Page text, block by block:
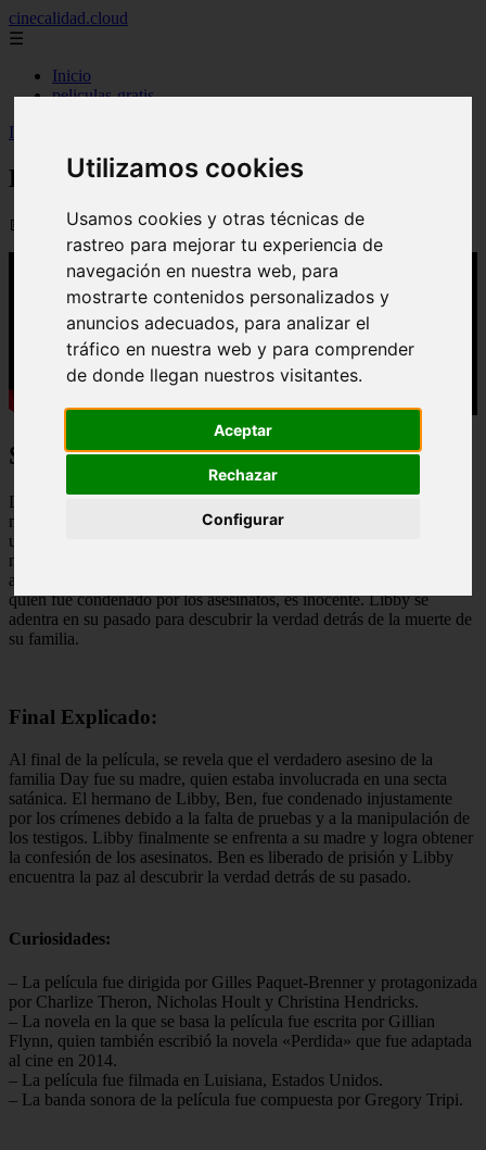
Utilizamos cookies
Usamos cookies y otras técnicas de
rastreo para mejorar tu experiencia de
navegación en nuestra web, para
mostrarte contenidos personalizados y
anuncios adecuados, para analizar el
tráfico en nuestra web y para comprender
de donde llegan nuestros visitantes.
Aceptar
Rechazar
Configurar
cinecalidad.cloud
☰
Inicio
peliculas-gratis
Inicio
Lugares oscuros (2026) - Final Explicado
📅 09/09/2025
Sinopsis:
Lugares oscuros es una película de misterio y drama basada en la
novela homónima de Gillian Flynn. La historia sigue a Libby Day,
una mujer traumatizada por el asesinato de su familia cuando era
niña. Años después, Libby es contactada por un grupo de
aficionados a los crímenes que la convencen de que su hermano,
quien fue condenado por los asesinatos, es inocente. Libby se
adentra en su pasado para descubrir la verdad detrás de la muerte de
su familia.
Final Explicado:
Al final de la película, se revela que el verdadero asesino de la
familia Day fue su madre, quien estaba involucrada en una secta
satánica. El hermano de Libby, Ben, fue condenado injustamente
por los crímenes debido a la falta de pruebas y a la manipulación de
los testigos. Libby finalmente se enfrenta a su madre y logra obtener
la confesión de los asesinatos. Ben es liberado de prisión y Libby
encuentra la paz al descubrir la verdad detrás de su pasado.
Curiosidades:
– La película fue dirigida por Gilles Paquet-Brenner y protagonizada
por Charlize Theron, Nicholas Hoult y Christina Hendricks.
– La novela en la que se basa la película fue escrita por Gillian
Flynn, quien también escribió la novela «Perdida» que fue adaptada
al cine en 2014.
– La película fue filmada en Luisiana, Estados Unidos.
– La banda sonora de la película fue compuesta por Gregory Tripi.